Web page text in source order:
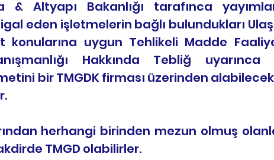
& Altyapı Bakanlığı tarafınca
eden işletmelerin bağlı bulundukları
uygun Tehlikeli Madde
Hakkında Tebliğ
bir TMGDK firması üzerinden
herhangi birinden mezun olmuş
TMGD olabilirler.